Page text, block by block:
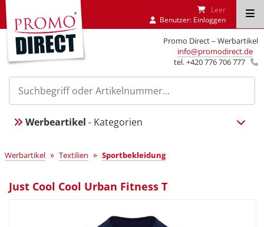
Promo Direct – Werbartikel
info@promodirect.de
tel. +420 776 706 777
Leer
Benutzer: Einloggen
Werbeartikel - Kategorien
Werbartikel » Textilien » Sportbekleidung
Just Cool Cool Urban Fitness T